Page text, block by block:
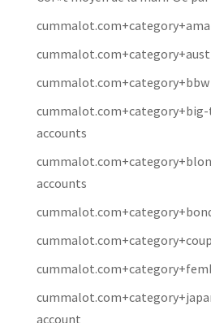
accounts
accounts
account